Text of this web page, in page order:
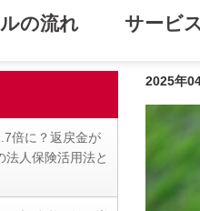
の流れ サービス
倍に？返戻金が
法人保険活用法と
2025年